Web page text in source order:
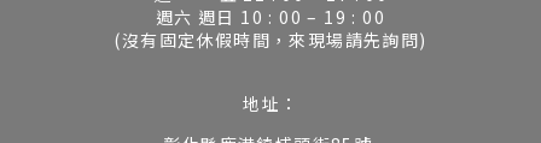
週六 週日 10 : 00 – 19 : 00
(沒有固定休假時間，來現場請先詢問)
地址：